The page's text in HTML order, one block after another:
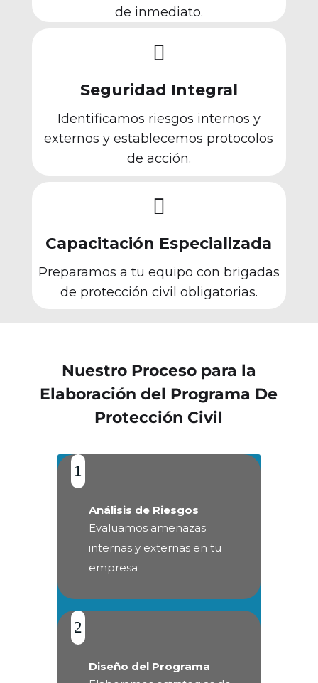
de inmediato.

Seguridad Integral
Identificamos riesgos internos y
externos y establecemos protocolos
de acción.

Capacitación Especializada
Preparamos a tu equipo con brigadas
de protección civil obligatorias.
Nuestro Proceso para la
Elaboración del Programa De
Protección Civil
1
Análisis de Riesgos
Evaluamos amenazas
internas y externas en tu
empresa
2
Diseño del Programa